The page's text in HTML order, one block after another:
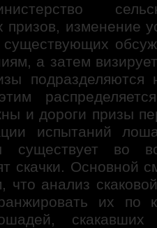
изменение
а затем
и дороги призы
испытаний
существует во
скачки. Основной
что анализ
их по